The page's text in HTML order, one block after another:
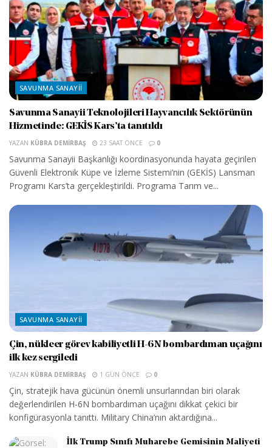
SAVUNMA SANAYII
Savunma Sanayii Teknolojileri Hayvancılık Sektörünün
Hizmetinde: GEKİS Kars’ta tanıtıldı
YAZAN KÜBRA DEMIRBAŞ 23 SAAT ÖNCE 0
Savunma Sanayii Başkanlığı koordinasyonunda hayata geçirilen
Güvenli Elektronik Küpe ve İzleme Sistemi’nin (GEKİS) Lansman
Programı Kars’ta gerçekleştirildi. Programa Tarım ve...
SAVUNMA SANAYII
Çin, nükleer görev kabiliyetli H-6N bombardıman uçağını
ilk kez sergiledi
YAZAN KÜBRA DEMIRBAŞ 1 GÜN ÖNCE 0
Çin, stratejik hava gücünün önemli unsurlarından biri olarak
değerlendirilen H-6N bombardıman uçağını dikkat çekici bir
konfigürasyonla tanıttı. Military China’nın aktardığına...
İlk Trump Sınıfı Muharebe Gemisinin Maliyeti